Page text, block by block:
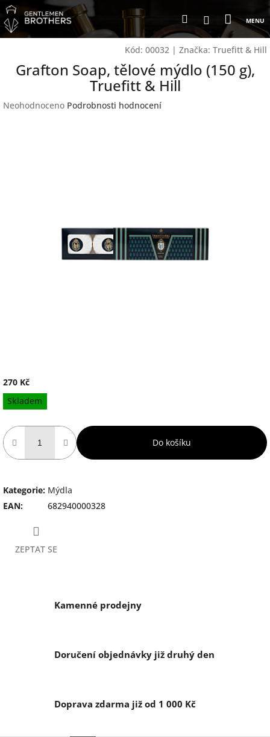
Přejít
na
obsah
HledatPřihlášení
košík
Kód: 00032 | Značka: Truefitt & Hill
Grafton Soap, tělové mýdlo (150 g),
Truefitt & Hill
Průměrné
Neohodnoceno Podrobnosti hodnocení
270 Kč
Měrná
cena:
Skladem
Do košíku
Kategorie: Mýdla
EAN: 682940000328
ZEPTAT SE
Kamenné prodejny
Doručení objednávky již druhý den
Doprava zdarma již od 1 000 Kč